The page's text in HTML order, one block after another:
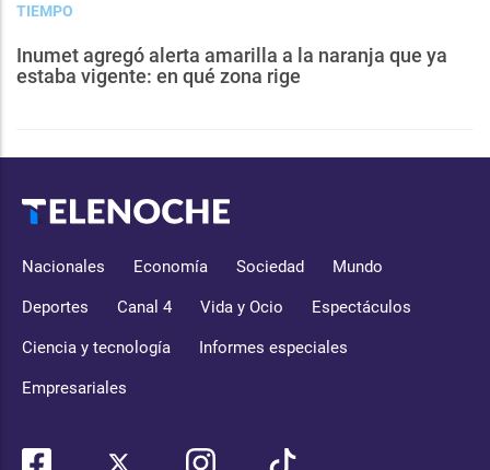
TIEMPO
Inumet agregó alerta amarilla a la naranja que ya
estaba vigente: en qué zona rige
Nacionales Economía Sociedad Mundo
Deportes Canal 4 Vida y Ocio Espectáculos
Ciencia y tecnología Informes especiales
Empresariales